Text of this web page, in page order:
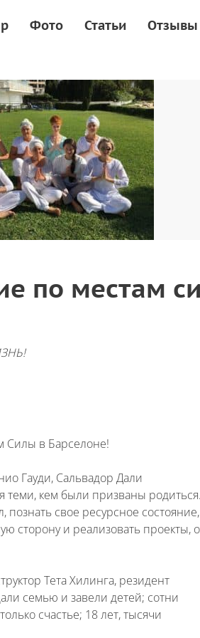
Фото Статьи Отзывы
по местам
Силы в Барселоне!
Гауди, Сальвадор Дали
теми, кем были призваны родиться.
свое ресурсное состояние,
сторону и реализовать проекты, о
Тета Хилинга, резидент
семью и завели детей; сотни
счастье; 18 лет, тысячи